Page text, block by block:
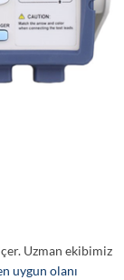
Uzman ekibimiz
uygun olanı